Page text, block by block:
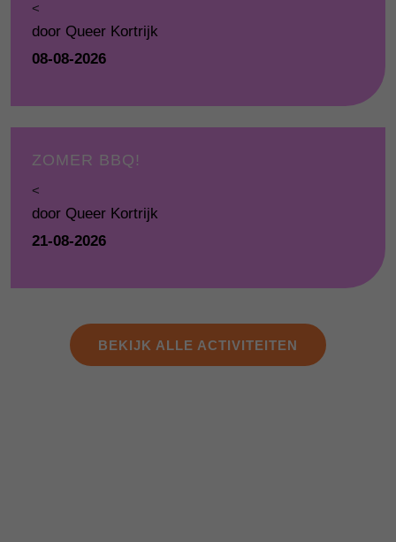
<
door Queer Kortrijk
08-08-2026
ZOMER BBQ!
<
door Queer Kortrijk
21-08-2026
BEKIJK ALLE ACTIVITEITEN